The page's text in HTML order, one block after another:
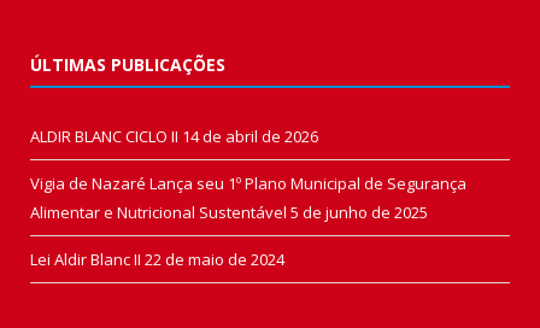
ÚLTIMAS PUBLICAÇÕES
ALDIR BLANC CICLO II 14 de abril de 2026
Vigia de Nazaré Lança seu 1º Plano Municipal de Segurança
Alimentar e Nutricional Sustentável 5 de junho de 2025
Lei Aldir Blanc II 22 de maio de 2024